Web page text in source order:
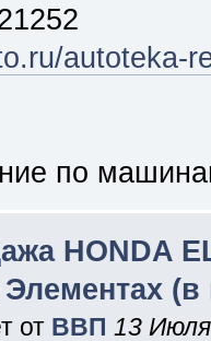
autoteka-
по
HONDA
от ВВП 13